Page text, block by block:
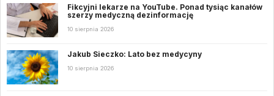
Fikcyjni lekarze na YouTube. Ponad tysiąc kanałów
szerzy medyczną dezinformację
10 sierpnia 2026
Jakub Sieczko: Lato bez medycyny
10 sierpnia 2026